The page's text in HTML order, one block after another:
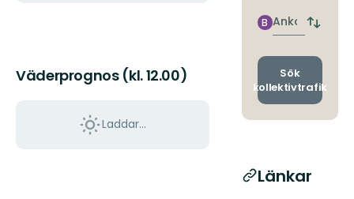
Väderprognos (kl. 12.00)
Laddar...
Ankomst
B
Byt
och
Sök
kollektivtrafik
Länkar